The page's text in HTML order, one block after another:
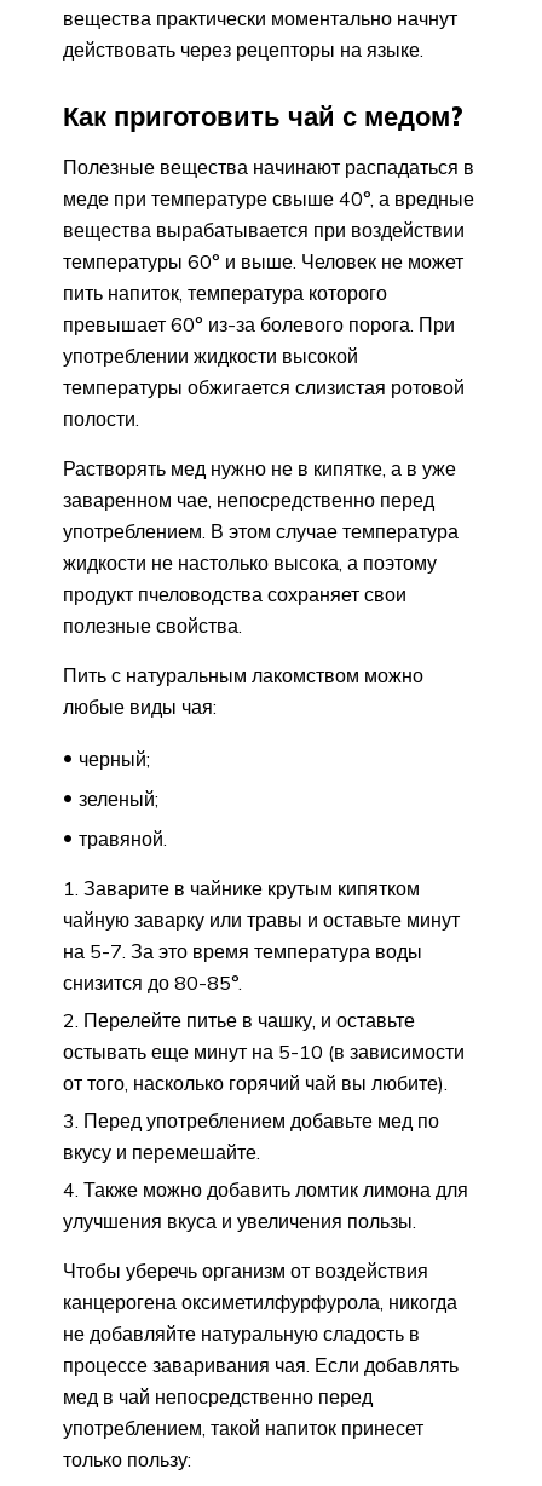
вещества практически моментально начнут
действовать через рецепторы на языке.
Как приготовить чай с медом?
Полезные вещества начинают распадаться в
меде при температуре свыше 40°, а вредные
вещества вырабатывается при воздействии
температуры 60° и выше. Человек не может
пить напиток, температура которого
превышает 60° из-за болевого порога. При
употреблении жидкости высокой
температуры обжигается слизистая ротовой
полости.
Растворять мед нужно не в кипятке, а в уже
заваренном чае, непосредственно перед
употреблением. В этом случае температура
жидкости не настолько высока, а поэтому
продукт пчеловодства сохраняет свои
полезные свойства.
Пить с натуральным лакомством можно
любые виды чая:
черный;
зеленый;
травяной.
Заварите в чайнике крутым кипятком
чайную заварку или травы и оставьте минут
на 5-7. За это время температура воды
снизится до 80-85°.
Перелейте питье в чашку, и оставьте
остывать еще минут на 5-10 (в зависимости
от того, насколько горячий чай вы любите).
Перед употреблением добавьте мед по
вкусу и перемешайте.
Также можно добавить ломтик лимона для
улучшения вкуса и увеличения пользы.
Чтобы уберечь организм от воздействия
канцерогена оксиметилфурфурола, никогда
не добавляйте натуральную сладость в
процессе заваривания чая. Если добавлять
мед в чай непосредственно перед
употреблением, такой напиток принесет
только пользу: